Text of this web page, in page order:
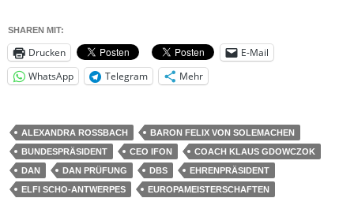
SHAREN MIT:
Drucken
E-Mail
WhatsApp
Telegram Mehr
ALEXANDRA ROSSBACH
BARON FELIX VON SOLEMACHEN
BUNDESPRÄSIDENT
CEO IFON
COACH KLAUS GDOWCZOK
DAN
DAN PRÜFUNG DBS
EHRENPRÄSIDENT
ELFI SCHO-ANTWERPES
EUROPAMEISTERSCHAFTEN